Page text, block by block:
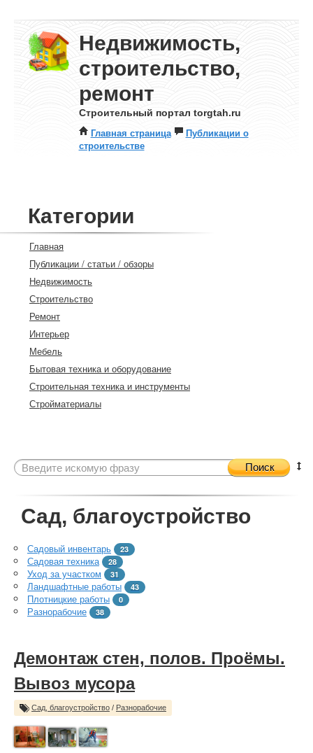
Недвижимость,
строительство,
ремонт
Строительный портал torgtah.ru
Главная страница
Публикации о
строительстве
Категории
Главная
Публикации / статьи / обзоры
Недвижимость
Строительство
Ремонт
Интерьер
Мебель
Бытовая техника и оборудование
Строительная техника и инструменты
Стройматериалы
Поиск
Сад, благоустройство
Садовый инвентарь 23
Садовая техника 28
Уход за участком 31
Ландшафтные работы 43
Плотницкие работы 0
Разнорабочие 38
Демонтаж стен, полов. Проёмы.
Вывоз мусора
Сад, благоустройство / Разнорабочие